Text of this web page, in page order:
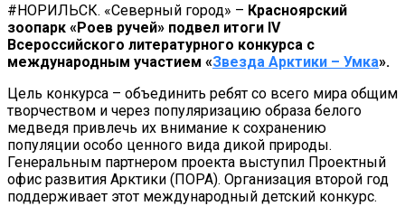
#НОРИЛЬСК. «Северный город» – Красноярский
зоопарк «Роев ручей» подвел итоги IV
Всероссийского литературного конкурса c
международным участием «Звезда Арктики – Умка».
Цель конкурса – объединить ребят со всего мира общим
творчеством и через популяризацию образа белого
медведя привлечь их внимание к сохранению
популяции особо ценного вида дикой природы.
Генеральным партнером проекта выступил Проектный
офис развития Арктики (ПОРА). Организация второй год
поддерживает этот международный детский конкурс.